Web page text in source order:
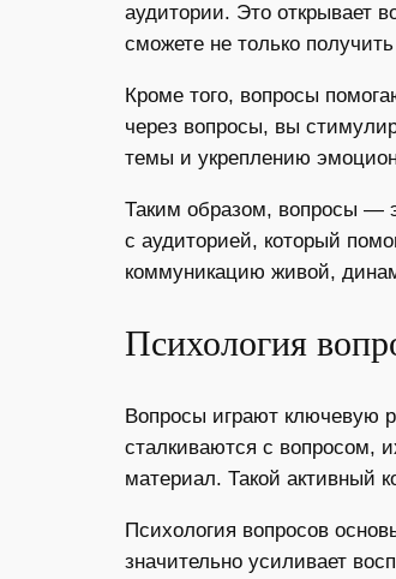
аудитории. Это открывает
сможете не только
Кроме того, вопросы
через вопросы, вы
темы и укреплению
Таким образом, вопросы —
с аудиторией, который
коммуникацию живой,
Психология
Вопросы играют ключевую
сталкиваются с вопросом,
материал. Такой активный
Психология вопросов
значительно усиливает